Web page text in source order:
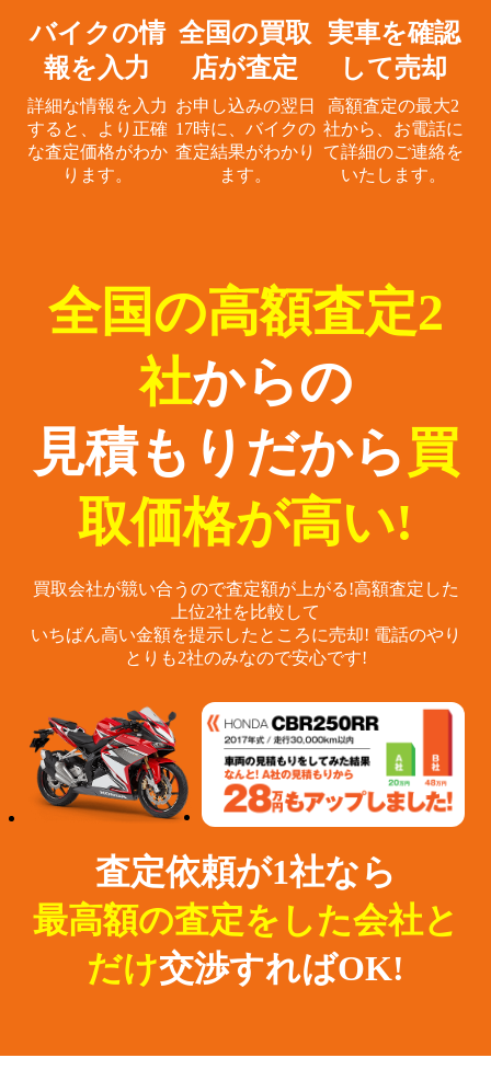
バイクの情
報を入力
詳細な情報を入力
すると、
より正確
な査定価格がわか
ります。
全国の買取
店が査定
お申し込みの翌日
17時に、 バイクの
査定結果がわかり
ます。
実車を確認
して売却
高額査定の最大2
社から、 お電話に
て詳細のご連絡を
いたします。
全国の高額査定2
社からの
見積もりだから 買
取価格が高い!
買取会社が競い合うので査定額が上がる!高額査定した
上位2社を比較して
いちばん高い金額を提示したところに売却! 電話のやり
とりも2社のみなので安心です!
査定依頼が1社なら
最高額の査定をした会社と
だけ交渉すればOK!